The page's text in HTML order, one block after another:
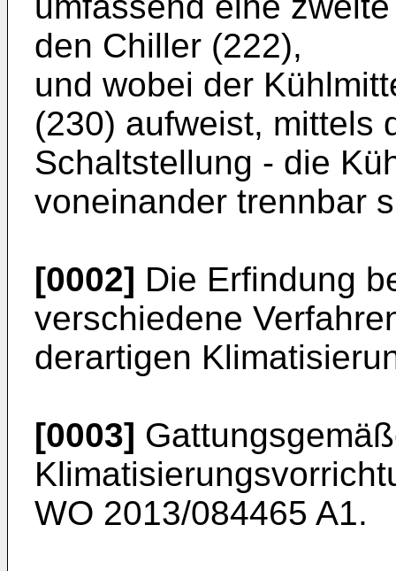
den Chiller (222),
und wobei der
(230) aufweist, mittels
Schaltstellung - die
voneinander trennbar
[0002] Die Erfindung
verschiedene
derartigen
[0003]
WO 2013/084465 A1.